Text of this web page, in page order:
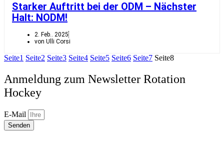
Starker Auftritt bei der ODM – Nächster
Halt: NODM!
2. Feb.. 2025
von Ulli Corsi
Seite1 Seite2 Seite3 Seite4 Seite5 Seite6 Seite7 Seite8
Anmeldung zum Newsletter Rotation
Hockey
E-Mail
Senden